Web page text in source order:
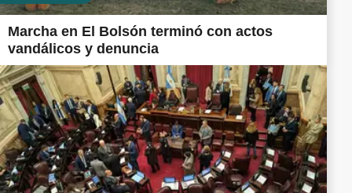
Marcha en El Bolsón terminó con actos
vandálicos y denuncia